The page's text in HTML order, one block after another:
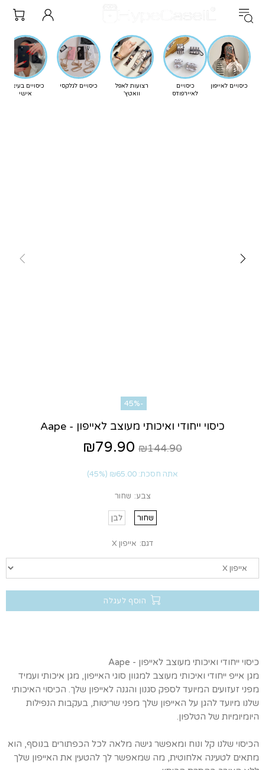
כיסויים לאייפון
כיסויים
לאיירפודס
רצועות לאפל
וואטץ'
כיסויים לגלקסי
כיסויים בעיצוב
אישי
-45%
כיסוי ייחודי ואיכותי מעוצב לאייפון - Aape
₪144.90
₪79.90
אתה חסכת: ₪65.00
(45%)
צבע: שחור
שחור לבן
דגם: אייפון X
הוסף לעגלה
כיסוי ייחודי ואיכותי מעוצב לאייפון - Aape
מגן אייפ ייחודי ואיכותי מעוצב למגוון סוגי האייפון, מגן איכותי ועמיד
מפני זעזועים המיועד לספק סגנון והגנה לאייפון שלך. הכיסוי האיכותי
שלנו מיועד להגן על האייפון שלך מפני שריטות, בעקבות הנפילות
היומיומיות של הטלפון.
הכיסוי שלנו קל ונוח ומאפשר גישה מלאה לכל הכפתורים בנוסף, הוא
מתאים לטעינה אלחוטית, מה שמאפשר לך להטעין את האייפון שלך